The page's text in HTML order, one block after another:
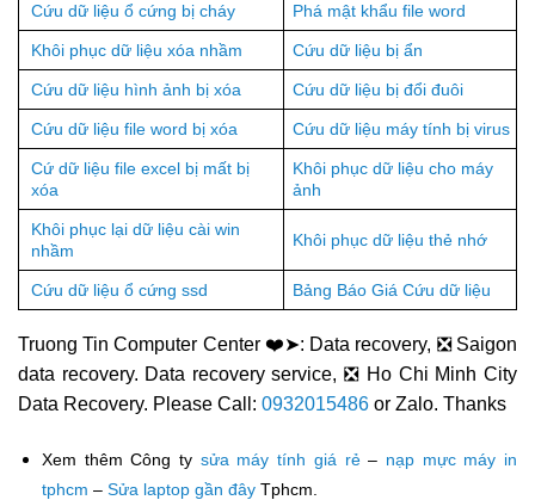
Cứu dữ liệu ổ cứng bị cháy Phá mật khẩu file word
Khôi phục dữ liệu xóa nhầm Cứu dữ liệu bị ẩn
Cứu dữ liệu hình ảnh bị xóa Cứu dữ liệu bị đổi đuôi
Cứu dữ liệu file word bị xóa Cứu dữ liệu máy tính bị virus
Cứ dữ liệu file excel bị mất bị
xóa
Khôi phục dữ liệu cho máy
ảnh
Khôi phục lại dữ liệu cài win
nhầm
Khôi phục dữ liệu thẻ nhớ
Cứu dữ liệu ổ cứng ssd Bảng Báo Giá Cứu dữ liệu
Truong Tin Computer Center ❤️➤: Data recovery, ❎ Saigon
data recovery. Data recovery service, ❎ Ho Chi Minh City
Data Recovery. Please Call: 0932015486 or Zalo. Thanks
Xem thêm Công ty sửa máy tính giá rẻ– nạp mực máy in
tphcm – Sửa laptop gần đây Tphcm.